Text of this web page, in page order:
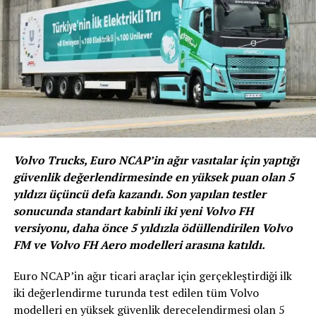
Peugeot 508 GT
Heyecan veren tasarımı, yenilenen ön yüzü, farklı gövde
renkleri ve “Black Pack” seçeneğiyle dikkat çeken yeni
PEUGEOT SUV 3008 ile yedi kişilik oturma kapasitesi,
yeni Peugeot i-Cockpit® ve Night Vision’la segmentinde
5008’e 90.000 TL için 12 ay sıfır faizli kredi avantajı
sağlanıyor. PEUGEOT 508, 90.000 TL için 12 ay sıfır faiz
Volvo Trucks, Euro NCAP’in ağır vasıtalar için yaptığı
güvenlik değerlendirmesinde en yüksek puan olan 5
yıldızı üçüncü defa kazandı. Son yapılan testler
sonucunda standart kabinli iki yeni Volvo FH
versiyonu, daha önce 5 yıldızla ödüllendirilen Volvo
FM ve Volvo FH Aero modelleri arasına katıldı.
Euro NCAP’in ağır ticari araçlar için gerçekleştirdiği ilk
iki değerlendirme turunda test edilen tüm Volvo
modelleri en yüksek güvenlik derecelendirmesi olan 5